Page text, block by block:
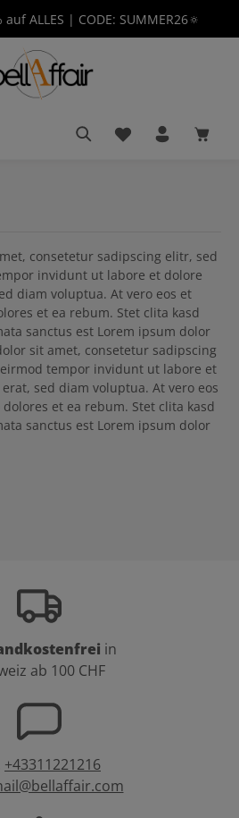
auf ALLES | CODE: SUMMER26🔅
Du hast 0
consetetur sadipscing elitr, sed
invidunt ut labore et dolore
diam voluptua. At vero eos et
et ea rebum. Stet clita kasd
sanctus est Lorem ipsum dolor
sit amet, consetetur sadipscing
tempor invidunt ut labore et
sed diam voluptua. At vero eos
et ea rebum. Stet clita kasd
sanctus est Lorem ipsum dolor
in
ab 100 CHF
+43311221216